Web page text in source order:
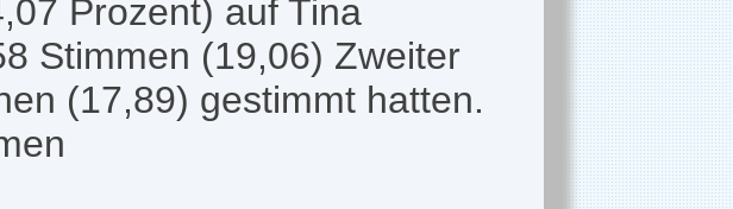
Prozent) auf Tina
Stimmen (19,06) Zweiter
(17,89) gestimmt hatten.